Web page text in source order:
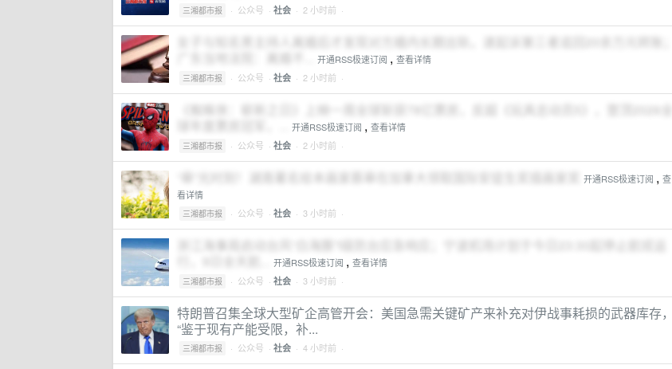
三湘都市报 · 公众号 · 社会 · 2 小时前 ·
女子与知名男主持人离婚后才发现对方婚内长期出轨，遂起诉第三者追回20余万元转账；
开通RSS极速订阅 , 查看详情
三湘都市报 · 公众号 · 社会 · 2 小时前 ·
《蜘蛛侠：崭新之日》上映一周全球斩获78亿票房，反超《玩具总动员5》，登顶2026全
开通RSS极速订阅 , 查看详情
三湘都市报 · 公众号 · 社会 · 2 小时前 ·
“皋”光时刻！湖南著名绘本画家蔡皋在加拿大领取国际安徒生奖插画家奖 开通RSS极速订阅 , 查
看详情
三湘都市报 · 公众号 · 社会 · 3 小时前 ·
浙江海事局启动台风“白海豚”I级防台应急响应；宁波机场计划于今日23:30起停止航班运
开通RSS极速订阅 , 查看详情
三湘都市报 · 公众号 · 社会 · 3 小时前 ·
特朗普召集全球大型矿企高管开会：美国急需关键矿产来补充对伊战事耗损的武器库存，
“鉴于现有产能受限，补...
三湘都市报 · 公众号 · 社会 · 4 小时前 ·